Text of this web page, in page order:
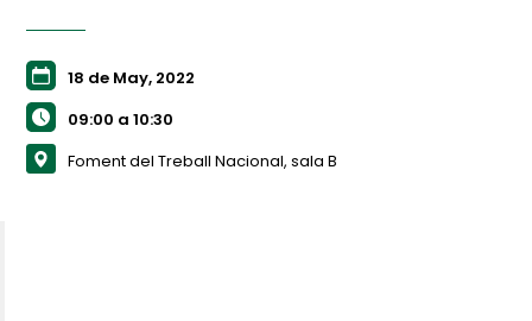
18 de May, 2022
09:00 a 10:30
Foment del Treball Nacional, sala B